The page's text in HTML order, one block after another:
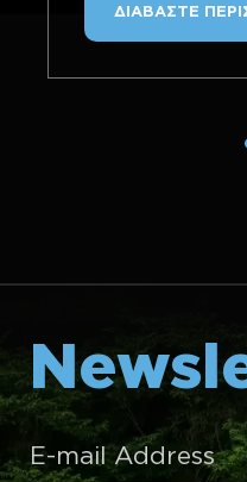
ΔΙΑΒΑΣΤΕ